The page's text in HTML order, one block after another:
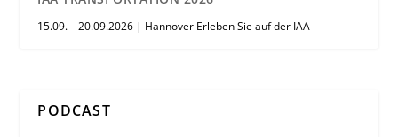
15.09. – 20.09.2026 | Hannover Erleben Sie auf der IAA
PODCAST